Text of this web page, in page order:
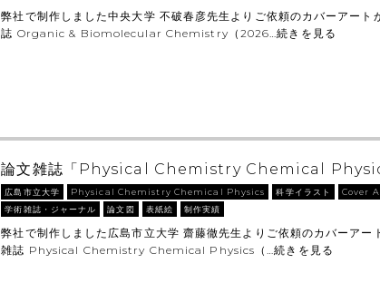
弊社で制作しました中央大学 不破春彦先生よりご依頼のカバーアート
誌 Organic & Biomolecular Chemistry（2026…続きを見る
論文雑誌「Physical Chemistry Chemical
広島市立大学 Physical Chemistry Chemical Physics 科学イラスト Cover
学術雑誌・ジャーナル
論文図 表紙絵 制作実績
弊社で制作しました広島市立大学 齋藤徹先生よりご依頼のカバーアー
雑誌 Physical Chemistry Chemical Physics（…続きを見る